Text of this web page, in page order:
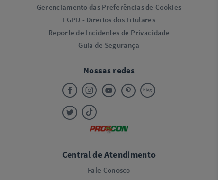
Gerenciamento das Preferências de Cookies
LGPD - Direitos dos Titulares
Reporte de Incidentes de Privacidade
Guia de Segurança
Nossas redes
Central de Atendimento
Fale Conosco